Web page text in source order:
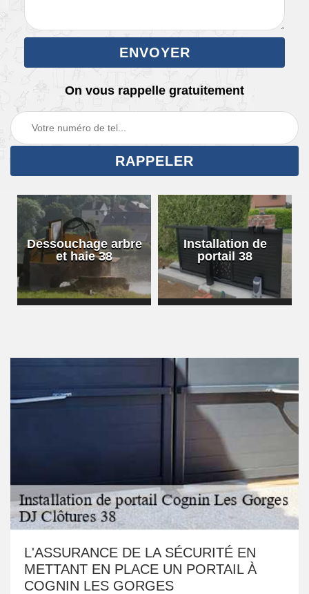
On vous rappelle gratuitement
Dessouchage arbre
et haie 38
Installation de
portail 38
L'ASSURANCE DE LA SÉCURITÉ EN
METTANT EN PLACE UN PORTAIL À
COGNIN LES GORGES